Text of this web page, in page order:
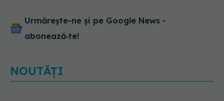
Urmărește-ne și pe Google News -
abonează‑te!
NOUTĂȚI